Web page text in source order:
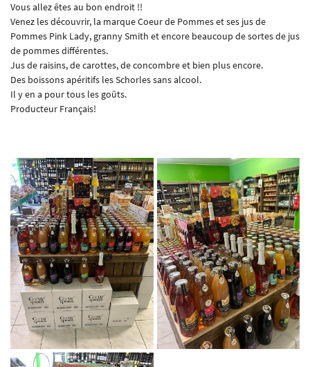
Il n'y a aucun produit dans votre panier
Voir notre sélection
0
VALIDER VOTRE PANIER
Adresse email de réception
 Recopier le code ci-contre
Rafraîchir le captcha
En cochant cette case, vous consentez à recevoir nos propositions commerciales à l'adresse
email indiqué ci-dessus. Vous pouvez vous désinscrire à tout moment en utilisantle
formulaire de désinscription.
INSCRIPTION
Vous allez êtes au bon endroit !!
Venez les découvrir, la marque Coeur de Pommes et ses jus de
Pommes Pink Lady, granny Smith et encore beaucoup de sortes de jus
de pommes différentes.
Jus de raisins, de carottes, de concombre et bien plus encore.
Des boissons apéritifs les Schorles sans alcool.
Il y en a pour tous les goûts.
Producteur Français!